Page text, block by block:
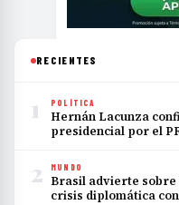
RECIENTES
1 POLÍTICA
Hernán Lacunza
presidencial por el
2 MUNDO
Brasil advierte sobre
crisis diplomática